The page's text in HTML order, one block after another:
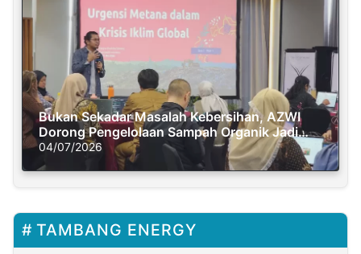
Bukan Sekadar Masalah Kebersihan, AZWI
Dorong Pengelolaan Sampah Organik Jadi
Solusi Krisis Iklim
04/07/2026
TAMBANG ENERGY